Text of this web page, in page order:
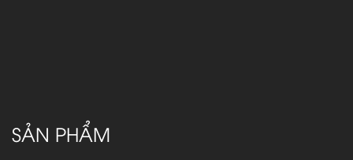
SẢN PHẨM